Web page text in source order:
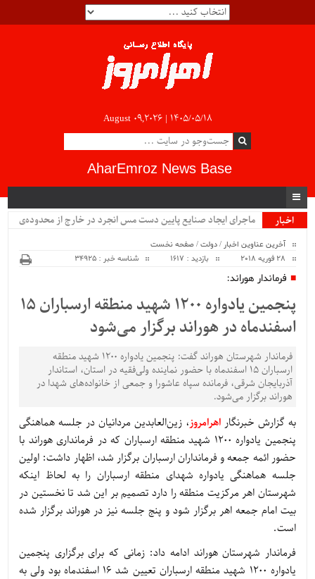
August 09,2026 | ۱۴۰۵/۰۵/۱۸
AharEmroz News Base
اخبار
ماجرای ایجاد صنایع پایین دست مس انجرد در خارج از محدوده‌ی
آخرین عناوین اخبار /دولت/صفحه نخست
بازدید : 1617 شناسه خبر : 34925
فرماندار هوراند:
پنجمین یادواره 1200 شهید منطقه ارسباران 15
اسفندماه در هوراند برگزار می‌شود
فرماندار شهرستان هوراند گفت: پنجمین یادواره 1200 شهید منطقه
ارسباران 15 اسفندماه با حضور نماینده ولی‌فقیه در استان، استاندار
آذربایجان شرقی، فرمانده سپاه عاشورا و جمعی از خانواده‌های شهدا در
هوراند برگزار می‌شود.
به گزارش خبرنگاراهرامروز، زین‌العابدین مردانیان در جلسه هماهنگی
پنجمین یادواره 1200 شهید منطقه ارسباران که در فرمانداری هوراند با
حضور ائمه جمعه و فرمانداران ارسباران برگزار شد، اظهار داشت: اولین
جلسه هماهنگی یادواره شهدای منطقه ارسباران را به لحاظ اینکه
شهرستان اهر مرکزیت منطقه را دارد تصمیم بر این شد تا نخستین در
بیت امام جمعه اهر برگزار شود و پنج جلسه نیز در هوراند برگزار شده
است.
فرماندار شهرستان هوراند ادامه داد: زمانی که برای برگزاری پنجمین
یادواره 1200 شهید منطقه ارسباران تعیین شد 16 اسفندماه بود ولی به